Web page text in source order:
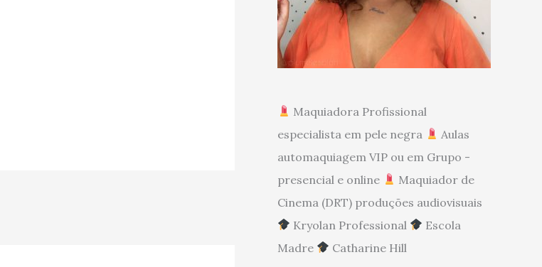
Maquiadora Profissional
especialista em pele negra
Aulas
automaquiagem VIP ou em Grupo -
presencial e online
Maquiador de
Cinema (DRT) produções audiovisuais
Kryolan Professional
Escola
Madre
Catharine Hill